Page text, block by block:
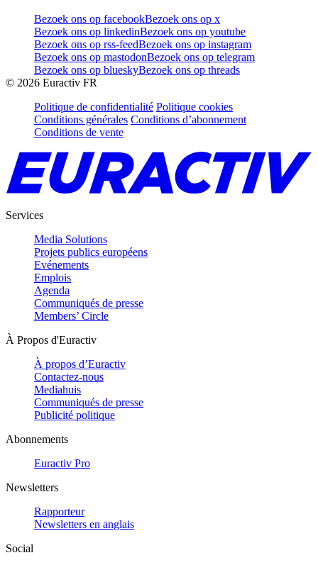
Bezoek ons op facebookBezoek ons op x
Bezoek ons op linkedinBezoek ons op youtube
Bezoek ons op rss-feedBezoek ons op instagram
Bezoek ons op mastodonBezoek ons op telegram
Bezoek ons op blueskyBezoek ons op threads
© 2026 Euractiv FR
Politique de confidentialité Politique cookies
Conditions générales Conditions d’abonnement
Conditions de vente
Services
Media Solutions
Projets publics européens
Evénements
Emplois
Agenda
Communiqués de presse
Members’ Circle
À Propos d'Euractiv
À propos d’Euractiv
Contactez-nous
Mediahuis
Communiqués de presse
Publicité politique
Abonnements
Euractiv Pro
Newsletters
Rapporteur
Newsletters en anglais
Social